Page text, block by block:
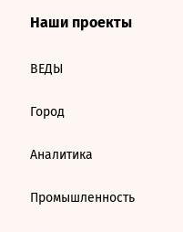
Наши проекты
ВЕДЫ
Город
Аналитика
Промышленность